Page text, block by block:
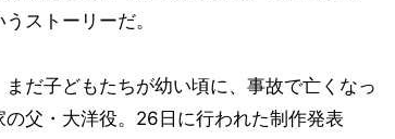
ストーリーだ。
まだ子どもたちが幼い頃に、事故で亡くなっ
の父・大洋役。26日に行われた制作発表